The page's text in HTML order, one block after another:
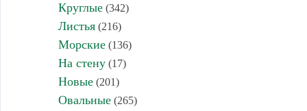
Круглые(342)
Листья(216)
Морские(136)
На стену(17)
Новые(201)
Овальные(265)